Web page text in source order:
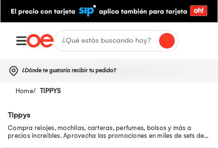
¿Dónde te gustaría recibir tu pedido?
TIPPYS
Tippys
Compra relojes, mochilas, carteras, perfumes, bolsos y más a
precios increíbles. Aprovecha las promociones en miles de sets de